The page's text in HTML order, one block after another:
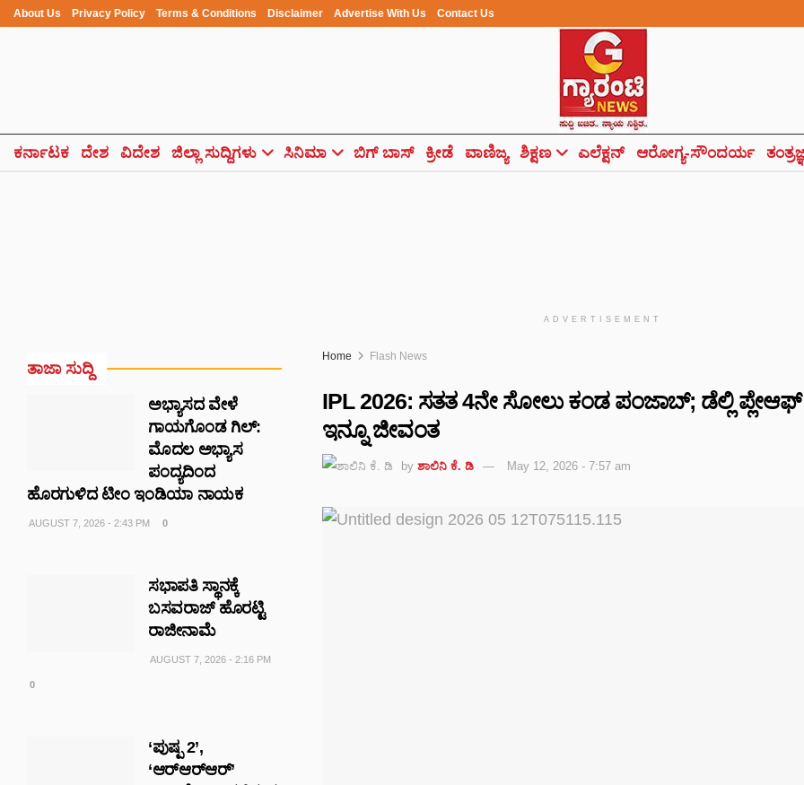
About Us Privacy Policy Terms & Conditions Disclaimer Advertise With Us Contact Us
ಕರ್ನಾಟಕ ದೇಶ ವಿದೇಶ ಜಿಲ್ಲಾ ಸುದ್ದಿಗಳು ಸಿನಿಮಾ ಬಿಗ್ ಬಾಸ್ ಕ್ರೀಡೆ ವಾಣಿಜ್ಯ ಶಿಕ್ಷಣ ಎಲೆಕ್ಷನ್ ಆರೋಗ್ಯ-ಸೌಂದರ್ಯ
ADVERTISEMENT
Home Flash News
IPL 2026: ಸತತ 4ನೇ ಸೋಲು ಕಂಡ ಪಂಜಾಬ್; ಡೆಲ್ಲಿ ಪ್ಲೇಆಫ್
ಇನ್ನೂ ಜೀವಂತ
by ಶಾಲಿನಿ ಕೆ. ಡಿ May 12, 2026 - 7:57 am
ತಾಜಾ ಸುದ್ದಿ
ಅಭ್ಯಾಸದ ವೇಳೆ
ಗಾಯಗೊಂಡ ಗಿಲ್:
ಮೊದಲ ಅಭ್ಯಾಸ
ಪಂದ್ಯದಿಂದ
ಹೊರಗುಳಿದ ಟೀಂ ಇಂಡಿಯಾ ನಾಯಕ
AUGUST 7, 2026 - 2:43 PM 0
ಸಭಾಪತಿ ಸ್ಥಾನಕ್ಕೆ
ಬಸವರಾಜ್ ಹೊರಟ್ಟಿ
ರಾಜೀನಾಮೆ
AUGUST 7, 2026 - 2:16 PM
0
‘ಪುಷ್ಪ 2’,
‘ಆರ್‌ಆರ್‌ಆರ್’